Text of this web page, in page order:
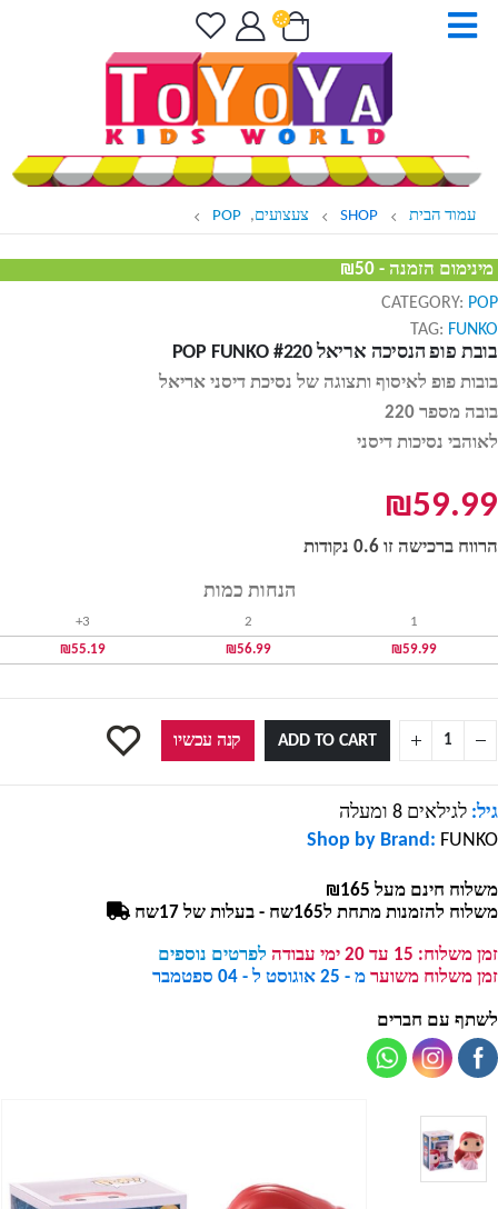
עמוד הבית SHOP צעצועים,
POP
מינימום הזמנה - ₪50
CATEGORY: POP
TAG: FUNKO
בובת פופ הנסיכה אריאל POP FUNKO #220
בובות פופ לאיסוף ותצוגה של נסיכת דיסני אריאל
בובה מספר 220
לאוהבי נסיכות דיסני
₪59.99
הרווח ברכישה זו 0.6 נקודות
הנחות כמות
1
2
3+
₪59.99
₪56.99
₪55.19
ADD TO CART קנה עכשיו
גיל: לגילאים 8 ומעלה
Shop by Brand: FUNKO
משלוח חינם מעל ₪165
משלוח להזמנות מתחת ל165שח - בעלות של 17שח
זמן משלוח:
לפרטים נוספים
זמן משלוח משוער מ - 25 אוגוסט ל - 04 ספטמבר
לשתף עם חברים